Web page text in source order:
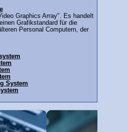
Graphics Array". Es handelt
Grafikstandard für die
Personal Computern, der
System